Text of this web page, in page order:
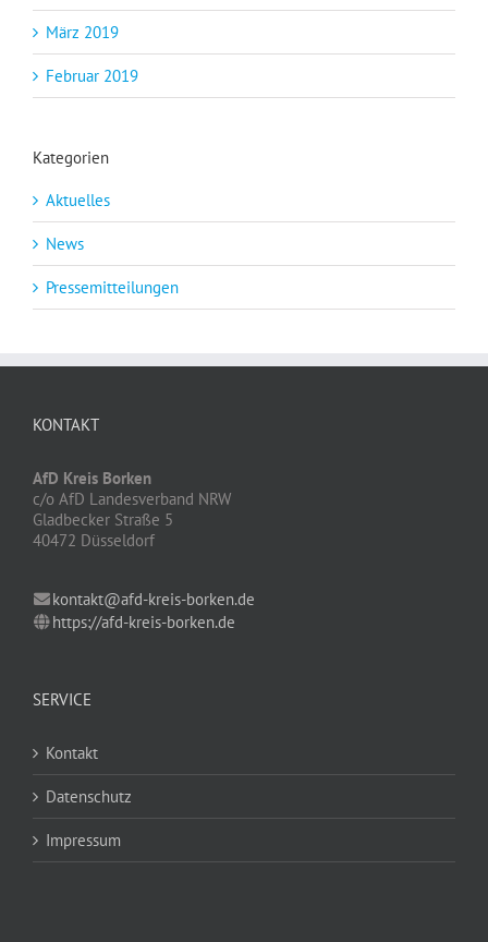
März 2019
Februar 2019
Kategorien
Aktuelles
News
Pressemitteilungen
KONTAKT
AfD Kreis Borken
c/o AfD Landesverband NRW
Gladbecker Straße 5
40472 Düsseldorf
kontakt@afd-kreis-borken.de
https://afd-kreis-borken.de
SERVICE
Kontakt
Datenschutz
Impressum